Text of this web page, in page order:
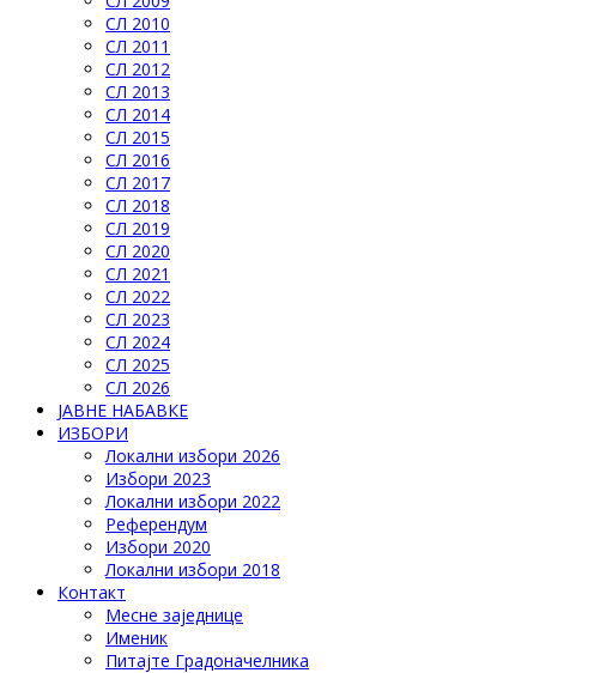
СЛ 2010
СЛ 2011
СЛ 2012
СЛ 2013
СЛ 2014
СЛ 2015
СЛ 2016
СЛ 2017
СЛ 2018
СЛ 2019
СЛ 2020
СЛ 2021
СЛ 2022
СЛ 2023
СЛ 2024
СЛ 2025
СЛ 2026
ЈАВНЕ НАБАВКЕ
ИЗБОРИ
Локални избори 2026
Избори 2023
Локални избори 2022
Референдум
Избори 2020
Локални избори 2018
Контакт
Месне заједнице
Именик
Питајте Градоначелника